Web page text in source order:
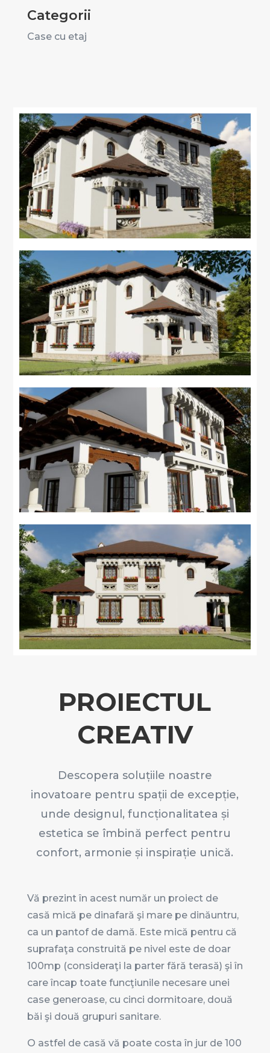
Categorii
Case cu etaj
PROIECTUL
CREATIV
Descopera soluțiile noastre
inovatoare pentru spații de excepție,
unde designul, funcționalitatea și
estetica se îmbină perfect pentru
confort, armonie și inspirație unică.
Vă prezint în acest număr un proiect de
casă mică pe dinafară şi mare pe dinăuntru,
ca un pantof de damă. Este mică pentru că
suprafaţa construită pe nivel este de doar
100mp (consideraţi la parter fără terasă) şi în
care încap toate funcţiunile necesare unei
case generoase, cu cinci dormitoare, două
băi şi două grupuri sanitare.
O astfel de casă vă poate costa în jur de 100